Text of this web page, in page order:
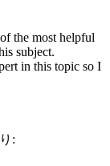
the most helpful
subject.
in this topic so I
: